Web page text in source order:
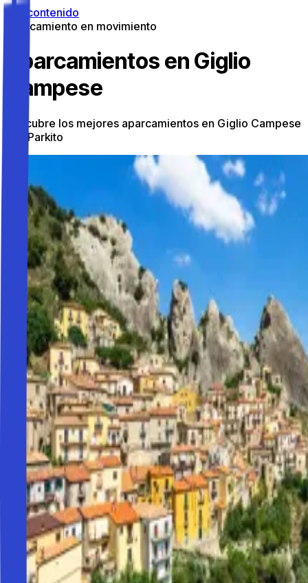
Ir al contenido
Aparcamiento en movimiento
Aparcamientos en Giglio
Campese
Descubre los mejores aparcamientos en Giglio Campese
con Parkito